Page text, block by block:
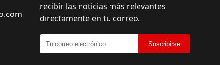
recibir las noticias más relevantes
directamente en tu correo.
Suscribirse